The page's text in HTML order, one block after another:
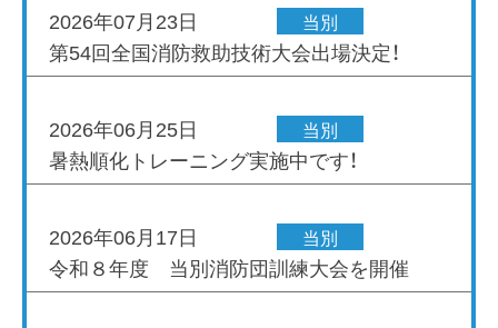
2026年07月23日 当別
第54回全国消防救助技術大会出場決定！
2026年06月25日 当別
暑熱順化トレーニング実施中です！
2026年06月17日 当別
令和８年度 当別消防団訓練大会を開催